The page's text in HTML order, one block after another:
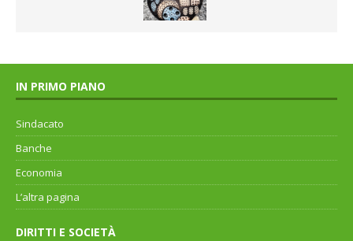
IN PRIMO PIANO
Sindacato
Banche
Economia
L’altra pagina
DIRITTI E SOCIETÀ